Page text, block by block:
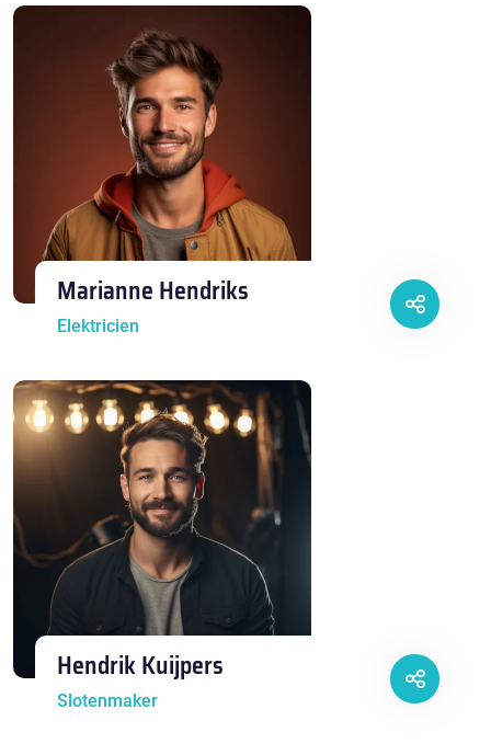
Marianne Hendriks
Elektricien
Hendrik Kuijpers
Slotenmaker